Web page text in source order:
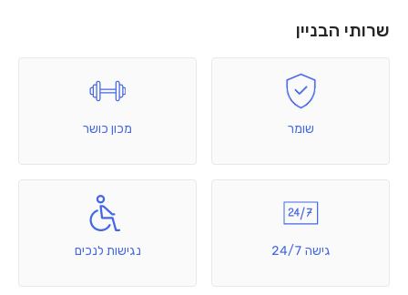
שרותי הבניין
שומר מכון כושר
גישה 24/7 נגישות לנכים